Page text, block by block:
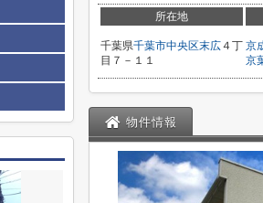
所在地
千葉県千葉市中央区末広４丁
目７－１１
京
京
物件情報